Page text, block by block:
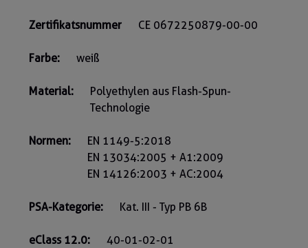
Zertifikatsnummer CE 0672250879-00-00
Farbe: weiß
Material:
Polyethylen aus Flash-Spun-
Technologie
Normen:
EN 1149-5:2018
EN 13034:2005 + A1:2009
EN 14126:2003 + AC:2004
PSA-Kategorie: Kat. III - Typ PB 6B
eClass 12.0: 40-01-02-01